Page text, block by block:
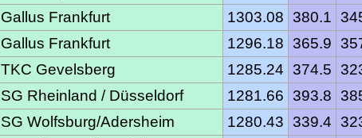
Gallus Frankfurt 1303.08 380.1
Gallus Frankfurt 1296.18 365.9
TKC Gevelsberg 1285.24 374.5
SG Rheinland / Düsseldorf 1281.66 393.8
SG Wolfsburg/Adersheim 1280.43 339.4